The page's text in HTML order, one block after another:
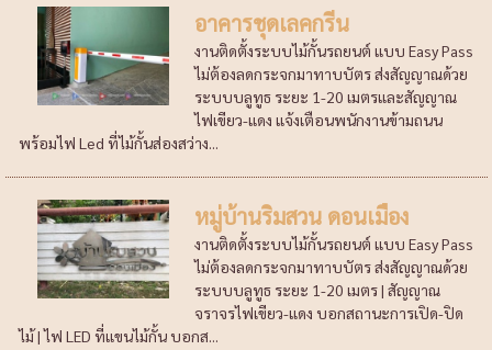
อาคารชุดเลคกรีน
งานติดตั้งระบบไม้กั้นรถยนต์ แบบ Easy Pass
ไม่ต้องลดกระจกมาทาบบัตร ส่งสัญญาณด้วย
ระบบบลูทูธ ระยะ 1-20 เมตรและสัญญาณ
ไฟเขียว-แดง แจ้งเตือนพนักงานข้ามถนน
พร้อมไฟ Led ที่ไม้กั้นส่องสว่าง...
หมู่บ้านริมสวน ดอนเมือง
งานติดตั้งระบบไม้กั้นรถยนต์ แบบ Easy Pass
ไม่ต้องลดกระจกมาทาบบัตร ส่งสัญญาณด้วย
ระบบบลูทูธ ระยะ 1-20 เมตร | สัญญาณ
จราจรไฟเขียว-แดง บอกสถานะการเปิด-ปิด
ไม้ | ไฟ LED ที่แขนไม้กั้น บอกส...